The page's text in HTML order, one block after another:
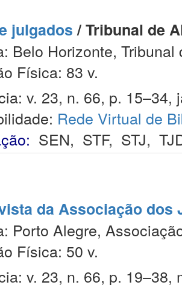
julgados/ Tribunal de
Belo Horizonte,
Física: 83 v.
v. 23, n. 66, p. 15–34,
Rede Virtual de
SEN, STF, STJ,
da Associação dos
Porto Alegre,
Física: 50 v.
v. 23, n. 66, p. 19–38,